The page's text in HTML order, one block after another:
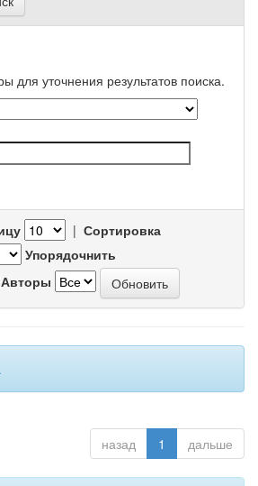
для уточнения результатов поиска.
| Сортировка
Упорядочнить
Авторы
назад 1 дальше